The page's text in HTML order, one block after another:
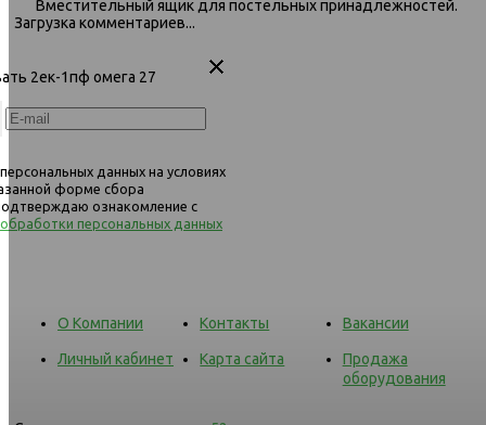
Вместительный ящик для постельных принадлежностей.
Загрузка комментариев...
2ек-1пф омега 27
данных на условиях
форме сбора
ознакомление с
персональных данных
О Компании Контакты Вакансии
Личный кабинет Карта сайта
Продажа
оборудования